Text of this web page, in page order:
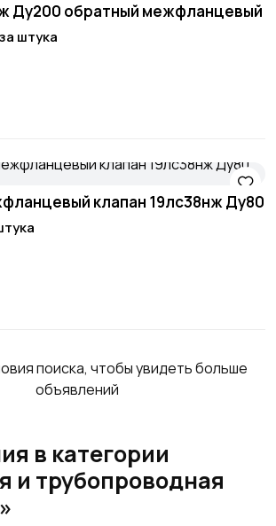
Ду200 обратный межфланцевый
за штука
клапан 19лс38нж Ду80
поиска, чтобы увидеть больше
объявлений
в категории
и трубопроводная